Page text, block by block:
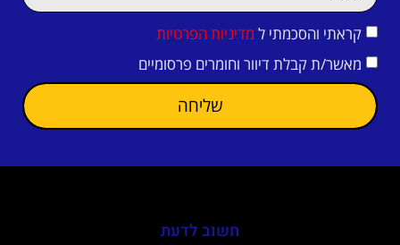
קראתי והסכמתי ל מדיניות הפרטיות
מאשר/ת קבלת דיוור וחומרים פרסומיים
שליחה
חשוב לדעת